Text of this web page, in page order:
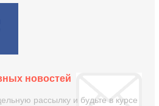
новостей
рассылку и будьте в курсе